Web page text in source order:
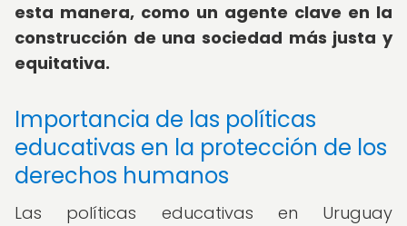
esta manera, como un agente clave en la
construcción de una sociedad más justa y
equitativa.
Importancia de las políticas
educativas en la protección de los
derechos humanos
Las políticas educativas en Uruguay